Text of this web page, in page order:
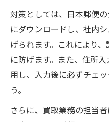
対策としては、日本郵便
にダウンロードし、社内
げられます。これにより
に防げます。また、住所
用し、入力後に必ずチェ
う。
さらに、買取業務の担当